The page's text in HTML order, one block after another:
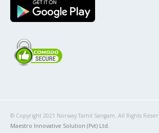
© Copyright 2021 Norway Tamil Sangam. All Rights
Maestro Innovative Solution (Pvt) Ltd.